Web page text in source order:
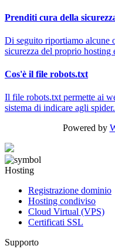
Prenditi cura della
Di seguito riportiamo alcune
sicurezza del proprio hosting
Cos'è il file robots.txt
Il file robots.txt permette ai
sistema di indicare agli
Powered by
Hosting
Registrazione dominio
Hosting condiviso
Cloud Virtual (VPS)
Certificati SSL
Supporto